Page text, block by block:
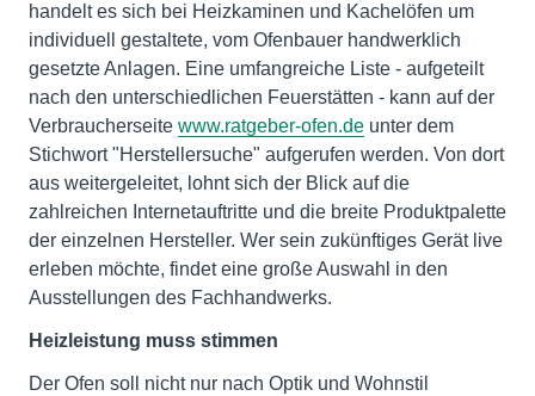
handelt es sich bei Heizkaminen und Kachelöfen um
individuell gestaltete, vom Ofenbauer handwerklich
gesetzte Anlagen. Eine umfangreiche Liste - aufgeteilt
nach den unterschiedlichen Feuerstätten - kann auf der
Verbraucherseite www.ratgeber-ofen.de unter dem
Stichwort "Herstellersuche" aufgerufen werden. Von dort
aus weitergeleitet, lohnt sich der Blick auf die
zahlreichen Internetauftritte und die breite Produktpalette
der einzelnen Hersteller. Wer sein zukünftiges Gerät live
erleben möchte, findet eine große Auswahl in den
Ausstellungen des Fachhandwerks.
Heizleistung muss stimmen
Der Ofen soll nicht nur nach Optik und Wohnstil